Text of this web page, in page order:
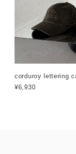
corduroy lettering
¥6,930